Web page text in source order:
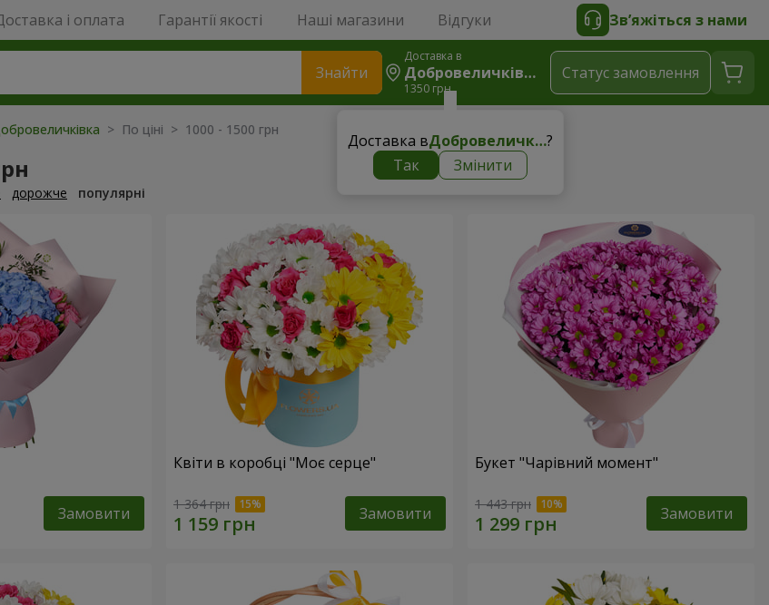
і оплата Гарантії якості Наші магазини Відгуки Зв’яжіться з нами
Знайти
Доставка в
Добровеличківка
1350 грн
Доставка в Добровеличківка?
Так
Змінити
Статус замовлення
> По ціні > 1000 - 1500 грн
дорожче популярні
Замовити
Квіти в коробці "Моє серце"
1 364 грн Замовити
Букет "Чарівний момент"
1 443 грн Замовити